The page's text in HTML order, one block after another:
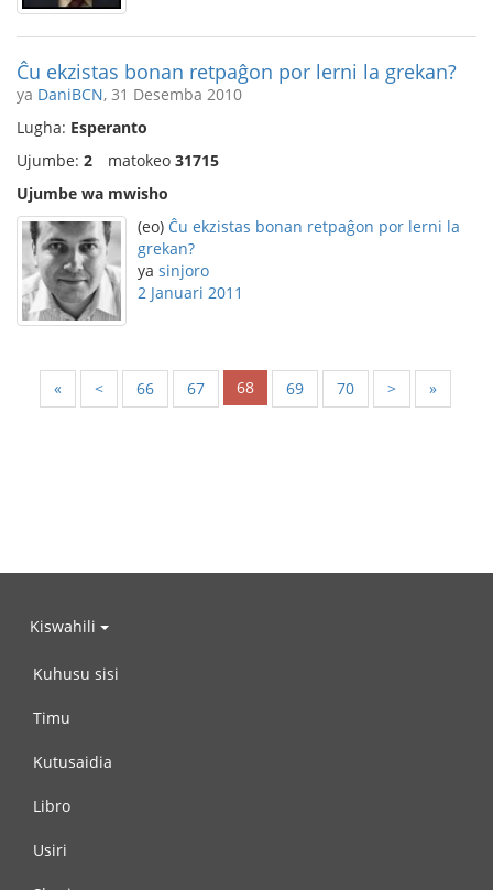
Ĉu ekzistas bonan retpaĝon por lerni la grekan?
ya DaniBCN, 31 Desemba 2010
Lugha: Esperanto
Ujumbe: 2 matokeo 31715
Ujumbe wa mwisho
(eo) Ĉu ekzistas bonan retpaĝon por lerni la
grekan?
ya sinjoro
2 Januari 2011
« < 66 67 68 69 70 > »
Kiswahili
Kuhusu sisi
Timu
Kutusaidia
Libro
Usiri